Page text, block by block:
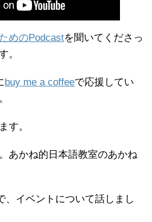
めのPodcastを聞いてくださっ
。
buy me a coffeeで応援してい
す。
あかね的日本語教室のあかね
、イベントについて話しまし